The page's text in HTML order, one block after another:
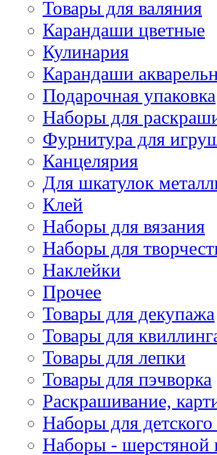
Товары для валяния
Карандаши цветные
Кулинария
Карандаши
Подарочная упаковка
Наборы для
Фурнитура для
Канцелярия
Для шкатулок
Клей
Наборы для вязания
Наборы для
Наклейки
Прочее
Товары для декупажа
Товары для
Товары для лепки
Товары для пэчворка
Раскрашивание,
Наборы для
Наборы - шерстяной